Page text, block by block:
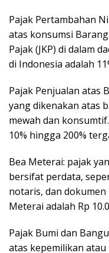
Pajak Pertambahan
atas konsumsi Barang
Pajak (JKP) di dalam
di Indonesia adalah
Pajak Penjualan atas
yang dikenakan atas
mewah dan
10% hingga 200%
Bea Meterai: pajak
bersifat perdata,
notaris, dan
Meterai adalah Rp
Pajak Bumi dan
atas kepemilikan